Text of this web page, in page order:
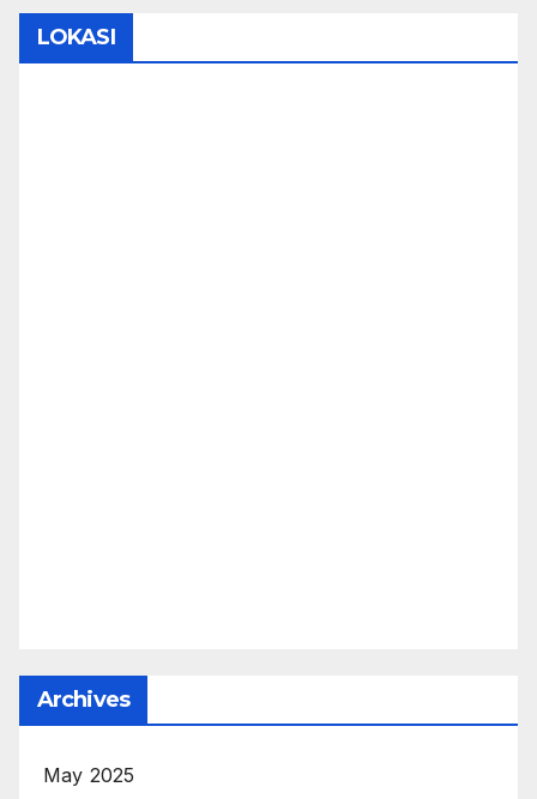
LOKASI
Archives
May 2025